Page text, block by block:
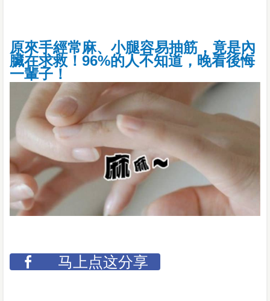
原來手經常麻、小腿容易抽筋，竟是內
臟在求救！96%的人不知道，晚看後悔
一輩子！
马上点这分享